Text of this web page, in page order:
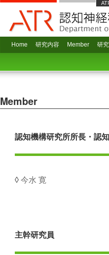
Home 研究内容 Member 研
Member
認知機構研究所所長・認
◊ 今水 寛
主幹研究員